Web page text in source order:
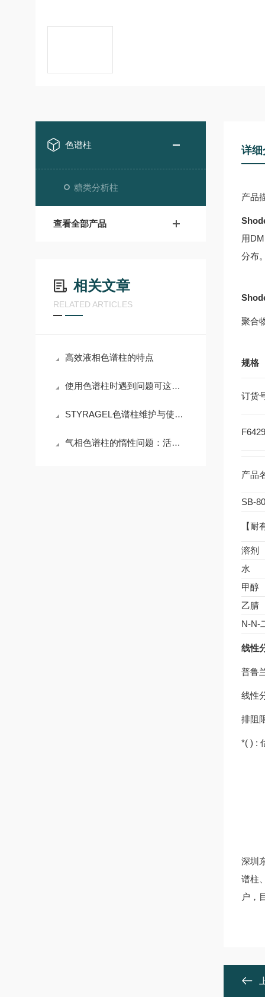
色谱柱
糖类分析柱
查看全部产品
相关文章
RELATED ARTICLES
高效液相色谱柱的特点
使用色谱柱时遇到问题可这样处理
STYRAGEL色谱柱维护与使用手册
气相色谱柱的惰性问题：活性化合物拖尾现象的根源分析及去活方法
详细
产品
用
分布
聚合
规格
订货
产品
SB-
【耐
溶剂
水
甲醇
乙腈
N-N-
线性
普鲁
线性
排阻
*( ) :
深圳
谱柱
户，